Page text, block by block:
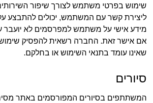
שימוש בפרטי משתמש לצורך שיפור
ליצירת קשר עם המשתמש, יכולים להתבצע
מידע אישי על משתמש למפרסמים לא יועבר
אם אישר זאת. החברה רשאית להפסיק
שאינו עומד בתנאי השימוש או בחלקם.
סיורים
המשתתפים בסיורים המפורסמים באתר